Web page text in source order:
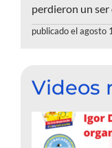
perdieron un
publicado el agosto
Videos